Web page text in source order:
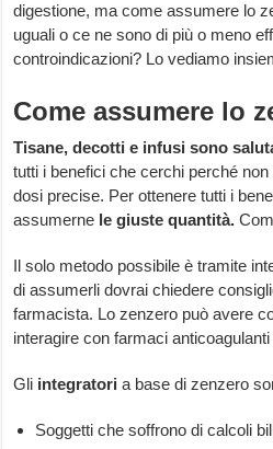
digestione, ma come assumere lo
uguali o ce ne sono di più o meno
controindicazioni? Lo vediamo
Come assumere lo
Tisane, decotti e infusi sono
tutti i benefici che cerchi perché
dosi precise. Per ottenere tutti i
assumerne le giuste quantità.
Il solo metodo possibile è tramite
di assumerli dovrai chiedere
farmacista. Lo zenzero può avere
interagire con farmaci
Gli integratori a base di zenzero
Soggetti che soffrono di calcoli